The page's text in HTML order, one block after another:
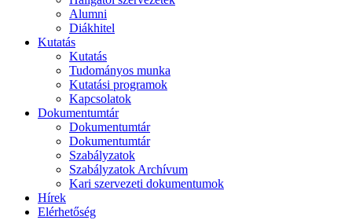
Alumni
Diákhitel
Kutatás
Kutatás
Tudományos munka
Kutatási programok
Kapcsolatok
Dokumentumtár
Dokumentumtár
Dokumentumtár
Szabályzatok
Szabályzatok Archívum
Kari szervezeti dokumentumok
Hírek
Elérhetőség